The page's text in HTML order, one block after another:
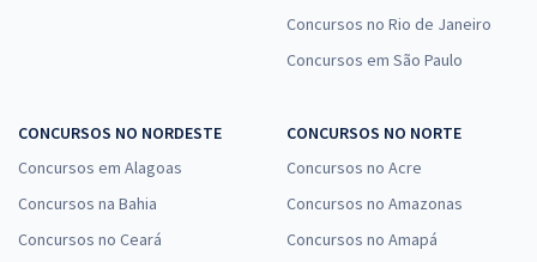
Concursos no Rio de Janeiro
Concursos em São Paulo
CONCURSOS NO NORDESTE
Concursos em Alagoas
Concursos na Bahia
Concursos no Ceará
CONCURSOS NO NORTE
Concursos no Acre
Concursos no Amazonas
Concursos no Amapá